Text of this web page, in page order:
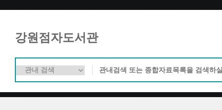
강원점자도서관